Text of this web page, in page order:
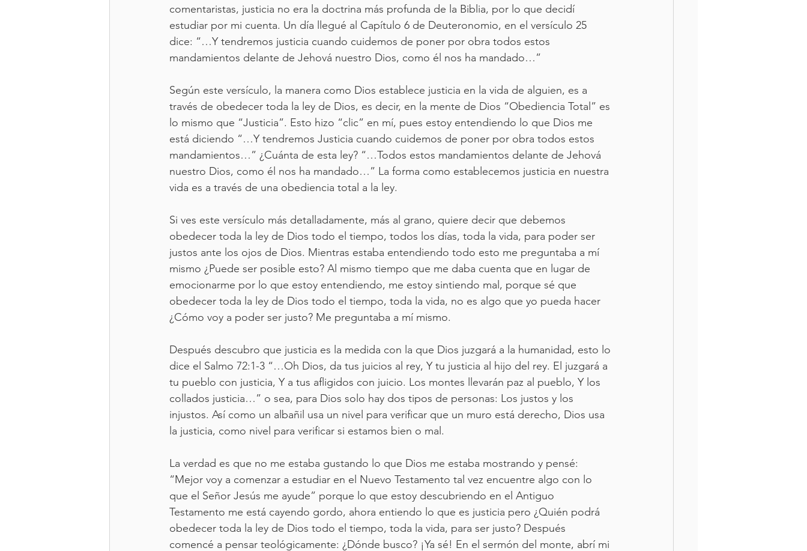
comentaristas, justicia no era la doctrina más profunda de la Biblia, por lo que decidí
estudiar por mi cuenta. Un día llegué al Capítulo 6 de Deuteronomio, en el versículo 25
dice: “…Y tendremos justicia cuando cuidemos de poner por obra todos estos
mandamientos delante de Jehová nuestro Dios, como él nos ha mandado…”
Según este versículo, la manera como Dios establece justicia en la vida de alguien, es a
través de obedecer toda la ley de Dios, es decir, en la mente de Dios “Obediencia Total” es
lo mismo que “Justicia”. Esto hizo “clic” en mí, pues estoy entendiendo lo que Dios me
está diciendo “…Y tendremos Justicia cuando cuidemos de poner por obra todos estos
mandamientos…” ¿Cuánta de esta ley? “…Todos estos mandamientos delante de Jehová
nuestro Dios, como él nos ha mandado…” La forma como establecemos justicia en nuestra
vida es a través de una obediencia total a la ley.
Si ves este versículo más detalladamente, más al grano, quiere decir que debemos
obedecer toda la ley de Dios todo el tiempo, todos los días, toda la vida, para poder ser
justos ante los ojos de Dios. Mientras estaba entendiendo todo esto me preguntaba a mí
mismo ¿Puede ser posible esto? Al mismo tiempo que me daba cuenta que en lugar de
emocionarme por lo que estoy entendiendo, me estoy sintiendo mal, porque sé que
obedecer toda la ley de Dios todo el tiempo, toda la vida, no es algo que yo pueda hacer
¿Cómo voy a poder ser justo? Me preguntaba a mí mismo.
Después descubro que justicia es la medida con la que Dios juzgará a la humanidad, esto lo
dice el Salmo 72:1-3 “…Oh Dios, da tus juicios al rey, Y tu justicia al hijo del rey. El juzgará a
tu pueblo con justicia, Y a tus afligidos con juicio. Los montes llevarán paz al pueblo, Y los
collados justicia…” o sea, para Dios solo hay dos tipos de personas: Los justos y los
injustos. Así como un albañil usa un nivel para verificar que un muro está derecho, Dios usa
la justicia, como nivel para verificar si estamos bien o mal.
La verdad es que no me estaba gustando lo que Dios me estaba mostrando y pensé:
“Mejor voy a comenzar a estudiar en el Nuevo Testamento tal vez encuentre algo con lo
que el Señor Jesús me ayude” porque lo que estoy descubriendo en el Antiguo
Testamento me está cayendo gordo, ahora entiendo lo que es justicia pero ¿Quién podrá
obedecer toda la ley de Dios todo el tiempo, toda la vida, para ser justo? Después
comencé a pensar teológicamente: ¿Dónde busco? ¡Ya sé! En el sermón del monte, abrí mi